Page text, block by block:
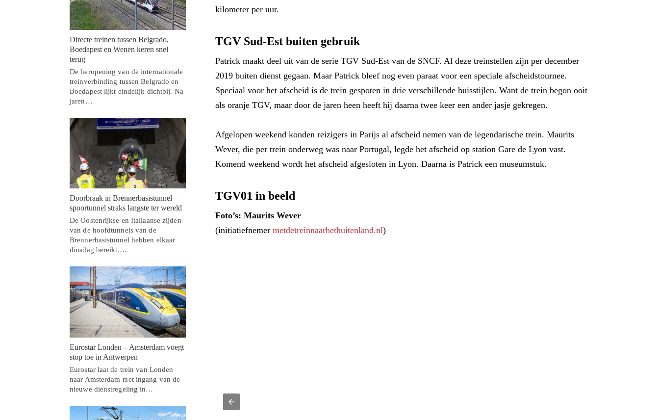
kilometer per uur.
TGV Sud-Est buiten gebruik
Patrick maakt deel uit van de serie TGV Sud-Est van de SNCF. Al deze treinstellen zijn per december
2019 buiten dienst gegaan. Maar Patrick bleef nog even paraat voor een speciale afscheidstournee.
Speciaal voor het afscheid is de trein gespoten in drie verschillende huisstijlen. Want de trein begon ooit
als oranje TGV, maar door de jaren heen heeft hij daarna twee keer een ander jasje gekregen.
Afgelopen weekend konden reizigers in Parijs al afscheid nemen van de legendarische trein. Maurits
Wever, die per trein onderweg was naar Portugal, legde het afscheid op station Gare de Lyon vast.
Komend weekend wordt het afscheid afgesloten in Lyon. Daarna is Patrick een museumstuk.
TGV01 in beeld
Foto’s: Maurits Wever
(initiatiefnemer metdetreinnaarhethuitenland.nl)
Directe treinen tussen Belgrado,
Boedapest en Wenen keren snel
terug
De heropening van de internationale
treinverbinding tussen Belgrado en
Boedapest lijkt eindelijk dichtbij. Na
jaren…
Doorbraak in Brennerbasistunnel –
spoortunnel straks langste ter wereld
De Oostenrijkse en Italiaanse zijden
van de hoofdtunnels van de
Brennerbasistunnel hebben elkaar
dinsdag bereikt.…
Eurostar Londen – Amsterdam voegt
stop toe in Antwerpen
Eurostar laat de trein van Londen
naar Amsterdam met ingang van de
nieuwe dienstregeling in…